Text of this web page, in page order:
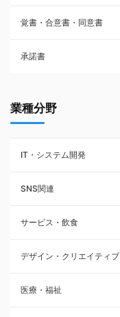
フランチャイズ契約
賃貸借契約
覚書・合意書・同意書
承諾書
業種分野
IT・システム開発
SNS関連
サービス・飲食
デザイン・クリエイティブ
医療・福祉